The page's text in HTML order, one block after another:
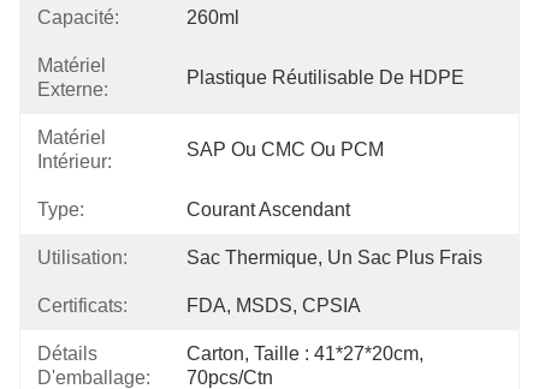
Capacité: 260ml
Matériel
Externe:
Plastique Réutilisable De HDPE
Matériel
Intérieur:
SAP Ou CMC Ou PCM
Type: Courant Ascendant
Utilisation: Sac Thermique, Un Sac Plus Frais
Certificats: FDA, MSDS, CPSIA
Détails
D'emballage:
Carton, Taille : 41*27*20cm,
70pcs/ctn